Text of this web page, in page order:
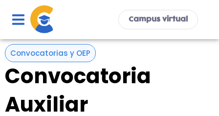
contenido
Campus virtual
Convocatorias y OEP
Convocatoria
Auxiliar